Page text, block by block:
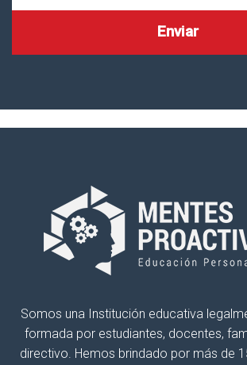
Somos una Institución educativa
formada por estudiantes, docentes,
directivo. Hemos brindado por más de